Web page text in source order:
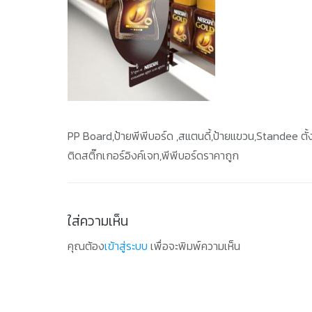
PP Board,ป้ายพีพีบอร์ด ,สแตนดี้,ป้ายแขวน,Standee
ติดสติ๊กเกอร์อิงค์เจท,พีพีบอร์ดราคาถูก
ใส่ความเห็น
คุณต้องเข้าสู่ระบบ เพื่อจะพิมพ์ความเห็น